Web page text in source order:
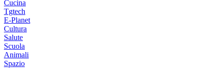
Cucina
Tgtech
E-Planet
Cultura
Salute
Scuola
Animali
Spazio